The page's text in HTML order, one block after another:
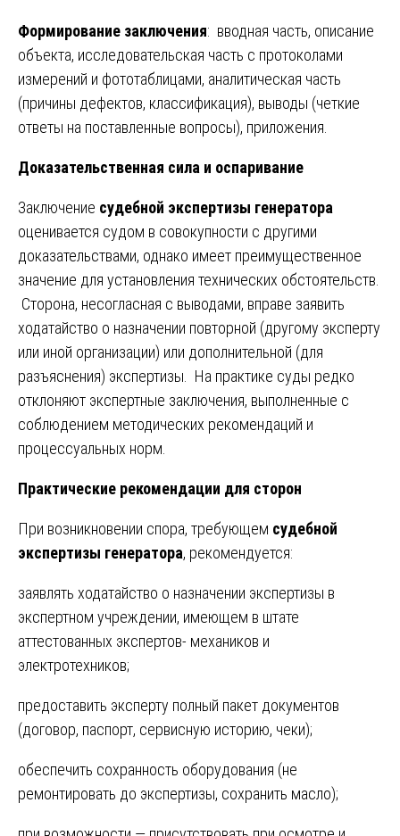
Формирование заключения: вводная часть, описание
объекта, исследовательская часть с протоколами
измерений и фототаблицами, аналитическая часть
(причины дефектов, классификация), выводы (четкие
ответы на поставленные вопросы), приложения.
Доказательственная сила и оспаривание
Заключение судебной экспертизы генератора
оценивается судом в совокупности с другими
доказательствами, однако имеет преимущественное
значение для установления технических обстоятельств.
Сторона, несогласная с выводами, вправе заявить
ходатайство о назначении повторной (другому эксперту
или иной организации) или дополнительной (для
разъяснения) экспертизы. На практике суды редко
отклоняют экспертные заключения, выполненные с
соблюдением методических рекомендаций и
процессуальных норм.
Практические рекомендации для сторон
При возникновении спора, требующем судебной
экспертизы генератора, рекомендуется:
заявлять ходатайство о назначении экспертизы в
экспертном учреждении, имеющем в штате
аттестованных экспертов- механиков и
электротехников;
предоставить эксперту полный пакет документов
(договор, паспорт, сервисную историю, чеки);
обеспечить сохранность оборудования (не
ремонтировать до экспертизы, сохранить масло);